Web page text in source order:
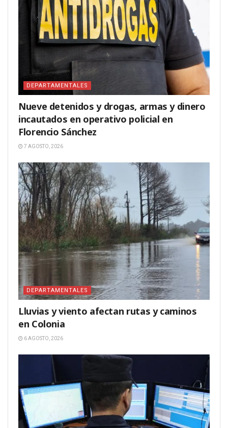
DEPARTAMENTALES
Nueve detenidos y drogas, armas y dinero
incautados en operativo policial en
Florencio Sánchez
7 AGOSTO, 2026
DEPARTAMENTALES
Lluvias y viento afectan rutas y caminos
en Colonia
6 AGOSTO, 2026